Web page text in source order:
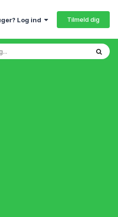
Log ind Tilmeld dig